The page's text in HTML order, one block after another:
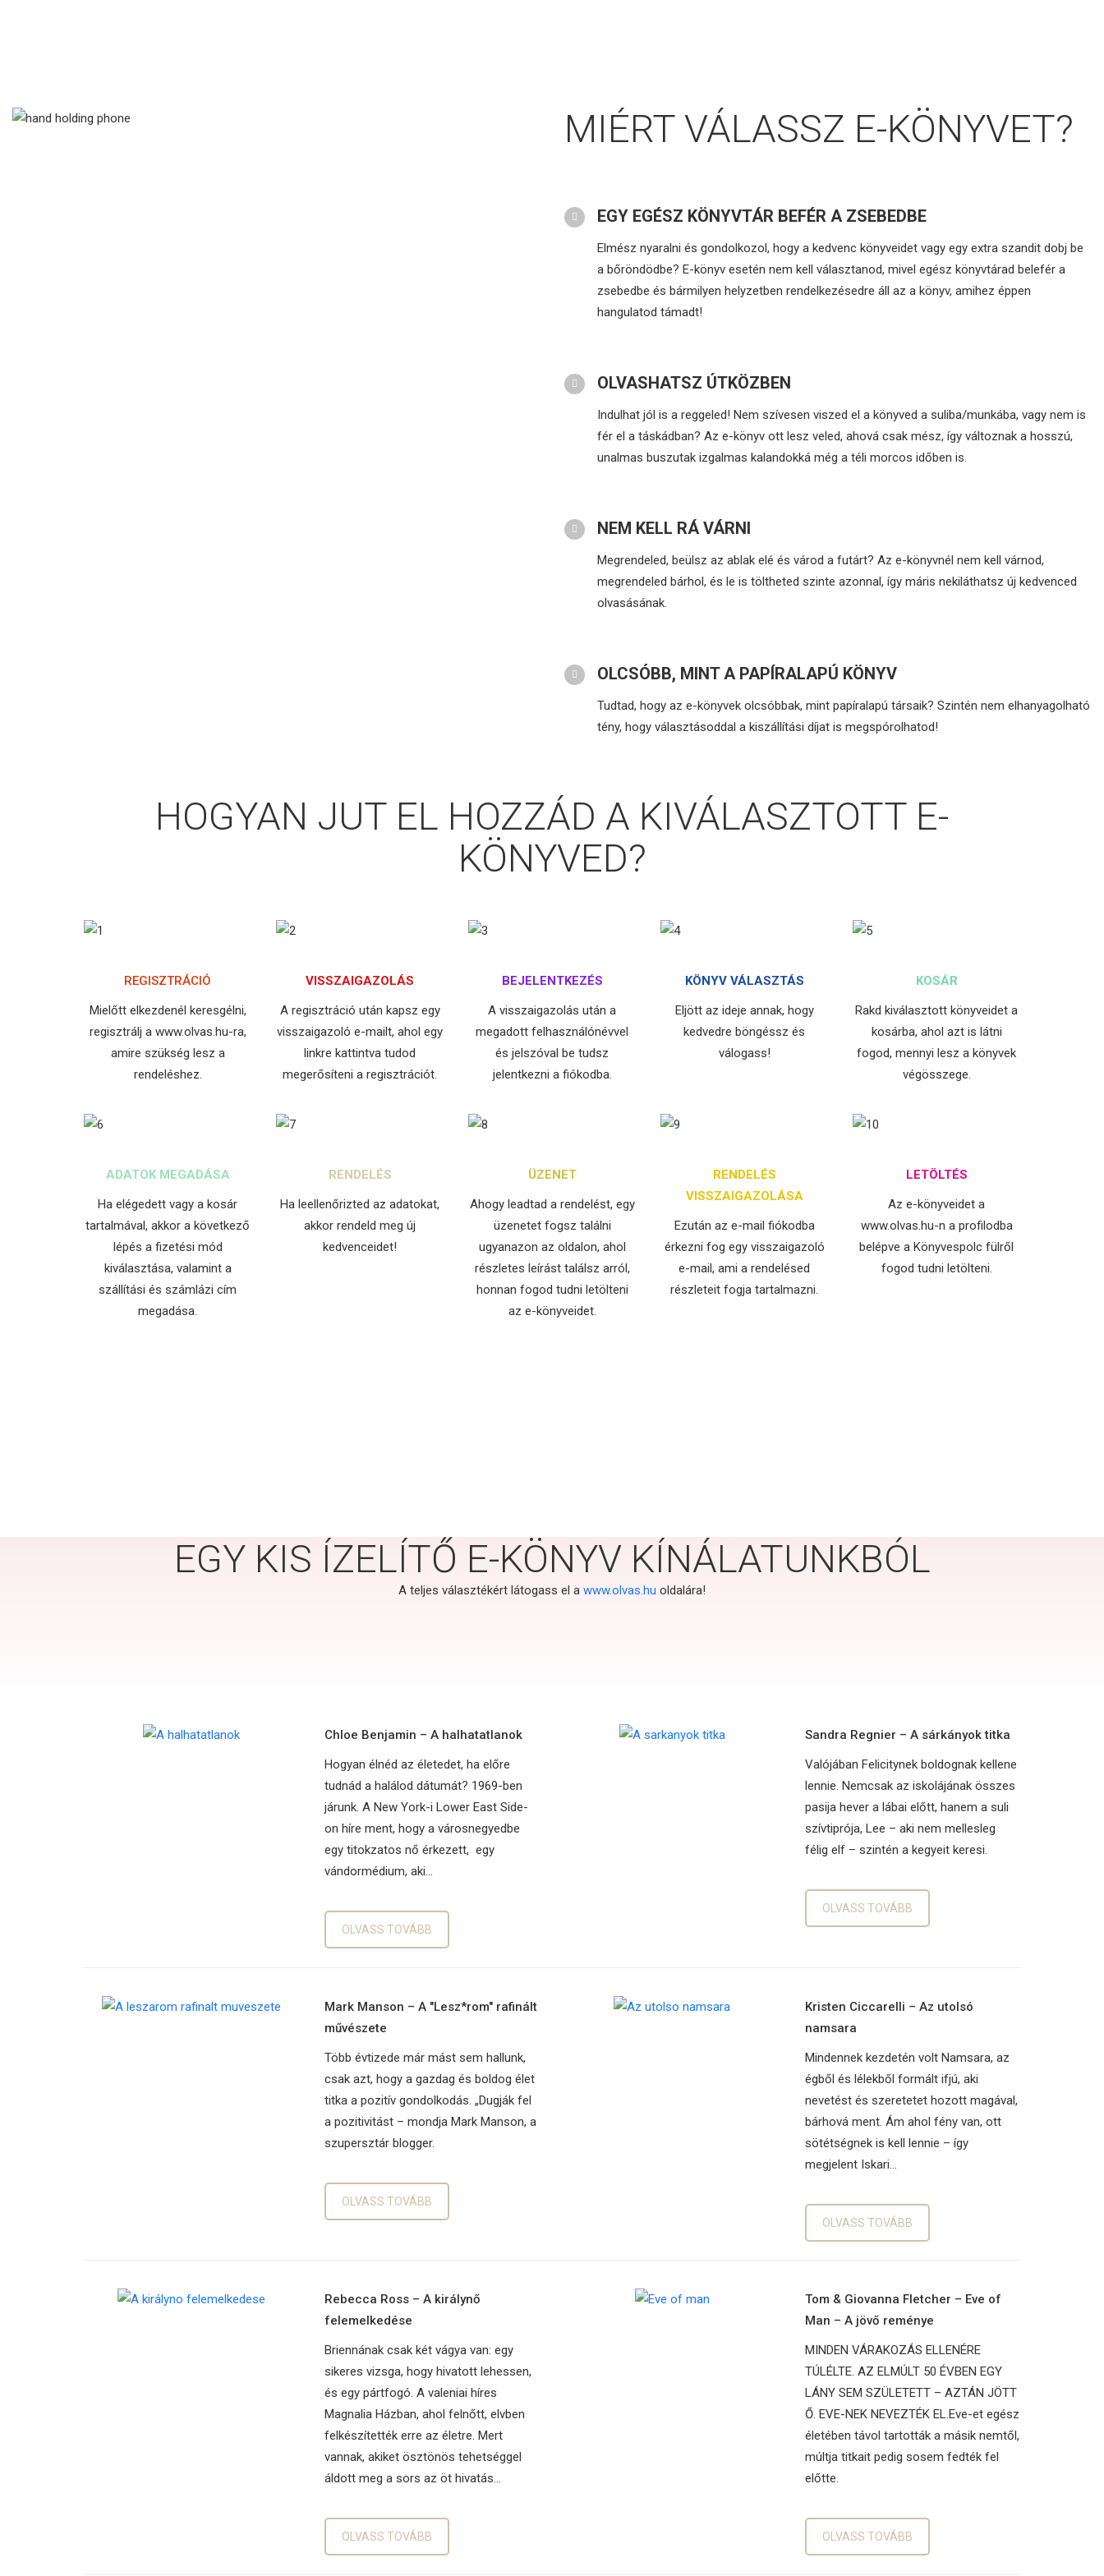
MIÉRT VÁLASSZ E-KÖNYVET?
EGY EGÉSZ KÖNYVTÁR BEFÉR A ZSEBEDBE
Elmész nyaralni és gondolkozol, hogy a kedvenc könyveidet vagy egy extra szandit dobj be
a bőröndödbe? E-könyv esetén nem kell választanod, mivel egész könyvtárad belefér a
zsebedbe és bármilyen helyzetben rendelkezésedre áll az a könyv, amihez éppen
hangulatod támadt!
OLVASHATSZ ÚTKÖZBEN
Indulhat jól is a reggeled! Nem szívesen viszed el a könyved a suliba/munkába, vagy nem is
fér el a táskádban? Az e-könyv ott lesz veled, ahová csak mész, így változnak a hosszú,
unalmas buszutak izgalmas kalandokká még a téli morcos időben is.
NEM KELL RÁ VÁRNI
Megrendeled, beülsz az ablak elé és várod a futárt? Az e-könyvnél nem kell várnod,
megrendeled bárhol, és le is töltheted szinte azonnal, így máris nekiláthatsz új kedvenced
olvasásának.
OLCSÓBB, MINT A PAPÍRALAPÚ KÖNYV
Tudtad, hogy az e-könyvek olcsóbbak, mint papíralapú társaik? Szintén nem elhanyagolható
tény, hogy választásoddal a kiszállítási díjat is megspórolhatod!
HOGYAN JUT EL HOZZÁD A KIVÁLASZTOTT E-
KÖNYVED?
REGISZTRÁCIÓ
Mielőtt elkezdenél keresgélni,
regisztrálj a www.olvas.hu-ra,
amire szükség lesz a
rendeléshez.
VISSZAIGAZOLÁS
A regisztráció után kapsz egy
visszaigazoló e-mailt, ahol egy
linkre kattintva tudod
megerősíteni a regisztrációt.
BEJELENTKEZÉS
A visszaigazolás után a
megadott felhasználónévvel
és jelszóval be tudsz
jelentkezni a fiókodba.
KÖNYV VÁLASZTÁS
Eljött az ideje annak, hogy
kedvedre böngéssz és
válogass!
KOSÁR
Rakd kiválasztott könyveidet a
kosárba, ahol azt is látni
fogod, mennyi lesz a könyvek
végösszege.
ADATOK MEGADÁSA
Ha elégedett vagy a kosár
tartalmával, akkor a következő
lépés a fizetési mód
kiválasztása, valamint a
szállítási és számlázi cím
megadása.
RENDELÉS
Ha leellenőrizted az adatokat,
akkor rendeld meg új
kedvenceidet!
ÜZENET
Ahogy leadtad a rendelést, egy
üzenetet fogsz találni
ugyanazon az oldalon, ahol
részletes leírást találsz arról,
honnan fogod tudni letölteni
az e-könyveidet.
RENDELÉS
VISSZAIGAZOLÁSA
Ezután az e-mail fiókodba
érkezni fog egy visszaigazoló
e-mail, ami a rendelésed
részleteit fogja tartalmazni.
LETÖLTÉS
Az e-könyveidet a
www.olvas.hu-n a profilodba
belépve a Könyvespolc fülről
fogod tudni letölteni.
;
EGY KIS ÍZELÍTŐ E-KÖNYV KÍNÁLATUNKBÓL
A teljes választékért látogass el a www.olvas.hu oldalára!
Chloe Benjamin – A halhatatlanok
Hogyan élnéd az életedet, ha előre
tudnád a halálod dátumát? 1969-ben
járunk. A New York-i Lower East Side-
on híre ment, hogy a városnegyedbe
egy titokzatos nő érkezett, egy
vándormédium, aki…
OLVASS TOVÁBB
Sandra Regnier – A sárkányok titka
Valójában Felicitynek boldognak kellene
lennie. Nemcsak az iskolájának összes
pasija hever a lábai előtt, hanem a suli
szívtiprója, Lee – aki nem mellesleg
félig elf – szintén a kegyeit keresi.
OLVASS TOVÁBB
Mark Manson – A ″Lesz*rom″ rafinált
művészete
Több évtizede már mást sem hallunk,
csak azt, hogy a gazdag és boldog élet
titka a pozitív gondolkodás. „Dugják fel
a pozitivitást – mondja Mark Manson, a
szupersztár blogger.
OLVASS TOVÁBB
Kristen Ciccarelli – Az utolsó
namsara
Mindennek kezdetén volt Namsara, az
égből és lélekből formált ifjú, aki
nevetést és szeretetet hozott magával,
bárhová ment. Ám ahol fény van, ott
sötétségnek is kell lennie – így
megjelent Iskari…
OLVASS TOVÁBB
Rebecca Ross – A királynő
felemelkedése
Briennának csak két vágya van: egy
sikeres vizsga, hogy hivatott lehessen,
és egy pártfogó. A valeniai híres
Magnalia Házban, ahol felnőtt, elvben
felkészítették erre az életre. Mert
vannak, akiket ösztönös tehetséggel
áldott meg a sors az öt hivatás…
OLVASS TOVÁBB
Tom & Giovanna Fletcher – Eve of
Man – A jövő reménye
MINDEN VÁRAKOZÁS ELLENÉRE
TÚLÉLTE. AZ ELMÚLT 50 ÉVBEN EGY
LÁNY SEM SZÜLETETT – AZTÁN JÖTT
Ő. EVE-NEK NEVEZTÉK EL.Eve-et egész
életében távol tartották a másik nemtől,
múltja titkait pedig sosem fedték fel
előtte.
OLVASS TOVÁBB